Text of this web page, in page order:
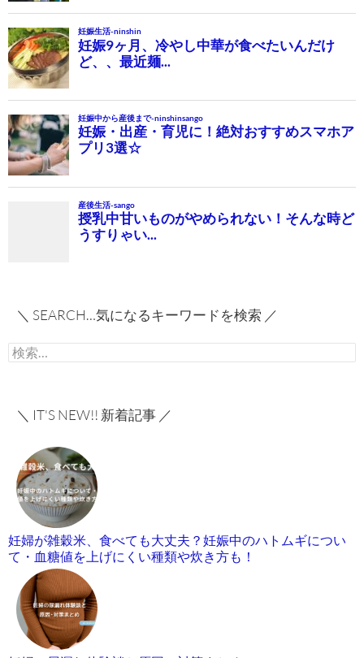
＼ SEARCH…気になるキーワードを検索 ／
検
索:
＼ IT'S NEW!! 新着記事 ／
妊婦が雑穀米、食べても大丈夫？妊娠中のハトムギについ
て・血糖値を上げにくい種類や炊き方も！